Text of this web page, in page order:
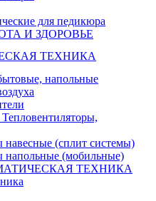
для педикюра
И ЗДОРОВЬЕ
ТЕХНИКА
напольные
(сплит системы)
напольные (мобильные)
ТЕХНИКА